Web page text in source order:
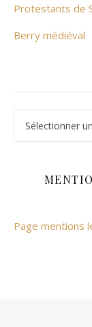
Protestants de
Berry médiéval
Page mentions